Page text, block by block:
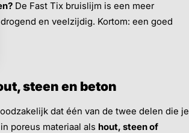
De Fast Tix bruislijm is een meer
en veelzijdig. Kortom: een goed
steen en beton
dat één van de twee delen die je
poreus materiaal als hout, steen of